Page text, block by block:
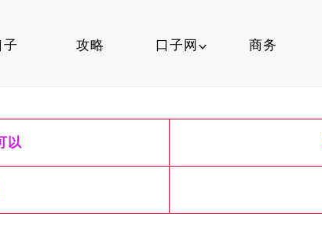
子 攻略 口子网 商务
以